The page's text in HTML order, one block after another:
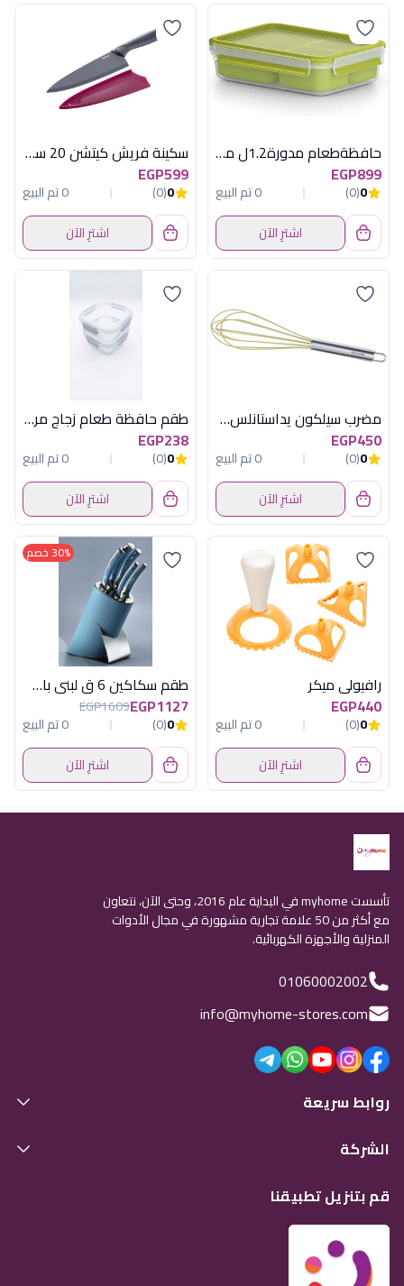
حافظةطعام مدورة1.2ل مقسمةماسترسيل توجوتي
EGP899
0
(0)
0 تم البيع
اشترِ الآن
سكينة فريش كيتشن 20 سم تيفال
EGP599
0
(0)
0 تم البيع
اشترِ الآن
مضرب سيلكون يداستانلس25سم توسكوما
EGP450
0
(0)
0 تم البيع
اشترِ الآن
طقم حافظة طعام زجاج مربع قطعتين 28 أونصة أكسفورد - 3SC080-0CL
EGP238
0
(0)
0 تم البيع
اشترِ الآن
رافيولى ميكر
EGP440
0
(0)
0 تم البيع
اشترِ الآن
30% خصم
طقم سكاكين 6 ق لبنى باستاند هابى هوم
EGP1127
EGP1609
0
(0)
0 تم البيع
اشترِ الآن
تأسست myhome في البداية عام 2016، وحتى الآن، نتعاون
مع أكثر من 50 علامة تجارية مشهورة في مجال الأدوات
المنزلية والأجهزة الكهربائية.
01060002002
info@myhome-stores.com
روابط سريعة
الشركة
قم بتنزيل تطبيقنا